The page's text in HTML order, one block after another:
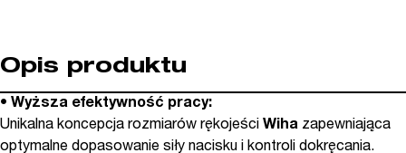
Opis produktu
• Wyższa efektywność pracy:
Unikalna koncepcja rozmiarów rękojeści Wiha zapewniająca
optymalne dopasowanie siły nacisku i kontroli dokręcania.